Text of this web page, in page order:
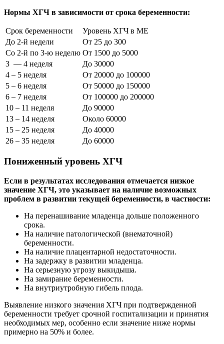
Нормы ХГЧ в зависимости от срока беременности:
Срок беременности
Уровень ХГЧ в МЕ
До 2-й недели
От 25 до 300
Со 2-й по 3-ю неделю От 1500 до 5000
3 — 4 неделя
До 30000
4 – 5 неделя
От 20000 до 100000
5 – 6 неделя
От 50000 до 150000
6 – 7 неделя
От 100000 до 200000
10 – 11 неделя
До 90000
13 – 14 неделя
Около 60000
15 – 25 неделя
До 40000
26 – 35 неделя
До 60000
Пониженный уровень ХГЧ
Если в результатах исследования отмечается низкое
значение ХГЧ, это указывает на наличие возможных
проблем в развитии текущей беременности, в частности:
На перенашивание младенца дольше положенного
срока.
На наличие патологической (внематочной)
беременности.
На наличие плацентарной недостаточности.
На задержку в развитии младенца.
На серьезную угрозу выкидыша.
На замирание беременности.
На внутриутробную гибель плода.
Выявление низкого значения ХГЧ при подтвержденной
беременности требует срочной госпитализации и принятия
необходимых мер, особенно если значение ниже нормы
примерно на 50% и более.